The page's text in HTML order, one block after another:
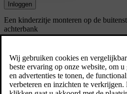
Inloggen
Een kinderzitje monteren op de
achterbank
zitplaatsen van de
hieronder belangrijke
samen met aanbevelingen.